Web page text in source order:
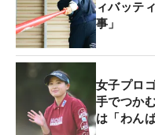
ィバッテ
事」
女子プロ
手でつか
は「わん